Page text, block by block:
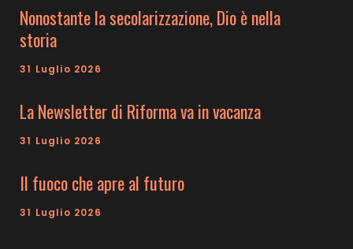
Nonostante la secolarizzazione, Dio è nella
storia
31 Luglio 2026
La Newsletter di Riforma va in vacanza
31 Luglio 2026
Il fuoco che apre al futuro
31 Luglio 2026